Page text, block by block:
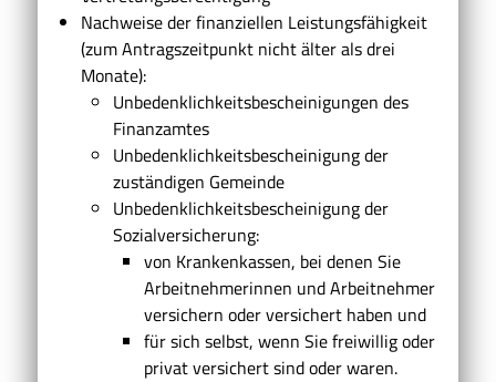
Nachweise der finanziellen Leistungsfähigkeit
(zum Antragszeitpunkt nicht älter als drei
Monate):
Unbedenklichkeitsbescheinigungen des
Finanzamtes
Unbedenklichkeitsbescheinigung der
zuständigen Gemeinde
Unbedenklichkeitsbescheinigung der
Sozialversicherung:
von Krankenkassen, bei denen Sie
Arbeitnehmerinnen und Arbeitnehmer
versichern oder versichert haben und
für sich selbst, wenn Sie freiwillig oder
privat versichert sind oder waren.